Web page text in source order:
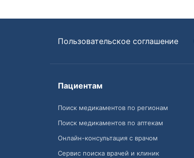
Пользовательское соглашение
Пациентам
Поиск медикаментов по регионам
Поиск медикаментов по аптекам
Онлайн-консультация с врачом
Сервис поиска врачей и клиник